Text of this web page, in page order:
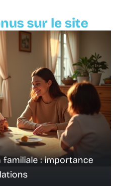
sur le site
: importance